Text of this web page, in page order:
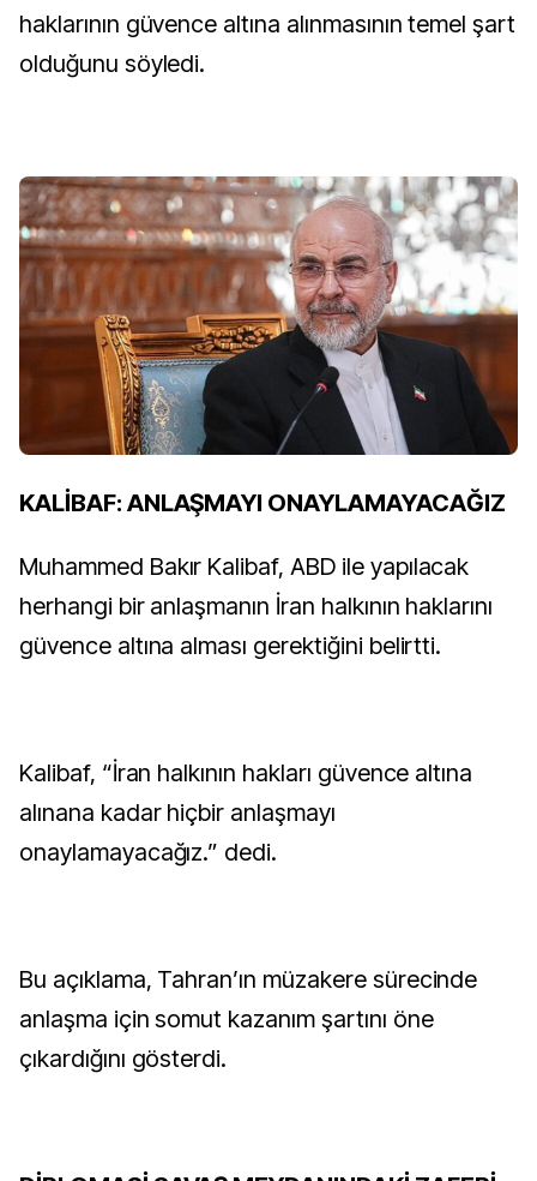
haklarının güvence altına alınmasının temel şart
olduğunu söyledi.
KALİBAF: ANLAŞMAYI ONAYLAMAYACAĞIZ
Muhammed Bakır Kalibaf, ABD ile yapılacak
herhangi bir anlaşmanın İran halkının haklarını
güvence altına alması gerektiğini belirtti.
Kalibaf, “İran halkının hakları güvence altına
alınana kadar hiçbir anlaşmayı
onaylamayacağız.” dedi.
Bu açıklama, Tahran’ın müzakere sürecinde
anlaşma için somut kazanım şartını öne
çıkardığını gösterdi.